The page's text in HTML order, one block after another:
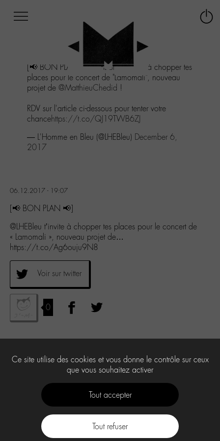
menu
Aller
contenu
Aller
recherche
[📢 BON PLAN 📢]@LHEBleut'invite à chopper tes
places pour le concert de "Lamomali", nouveau
projet de @MatthieuChedid !
RDV sur l'article ci-dessous pour tenter votre
chancehttps://t.co/QJ19TWB6ZJ
— L'Homme en Bleu (@LHEBleu) December 6,
2017
06.12.2017 - 19:07
[📢 BON PLAN 📢]
@LHEBleu t’invite à chopper tes places pour le concert de
« Lamomali », nouveau projet de…
https://t.co/Ag6ouju9N8
Voir sur twitter
0
Ce site utilise des cookies et vous donne le contrôle sur ceux
que vous souhaitez activer
Tout accepter
Tout refuser